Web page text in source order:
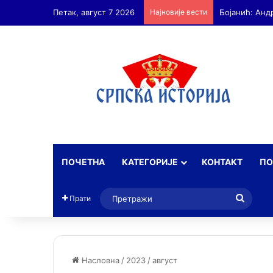
Петак, август 7 2026 Најновије вести
ПОЧЕТНА КАТЕГОРИЈЕ КОНТАКТ
Прати
Насловна / 2023 /август